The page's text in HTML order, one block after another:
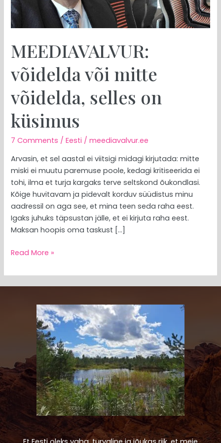
MEEDIAVALVUR:
võidelda või mitte
võidelda, selles on
küsimus
7 Comments /Eesti /meediavalvur.ee
Arvasin, et sel aastal ei viitsigi midagi kirjutada: mitte
miski ei muutu paremuse poole, kedagi kritiseerida ei
tohi, ilma et turja kargaks terve seltskond õukondlasi.
Kõige huvitavam ja pidevalt korduv süüdistus minu
aadressil on aga see, et mina teen seda raha eest.
Igaks juhuks täpsustan jälle, et ei kirjuta raha eest.
Maksan hoopis oma taskust […]
küsimus
Read More »